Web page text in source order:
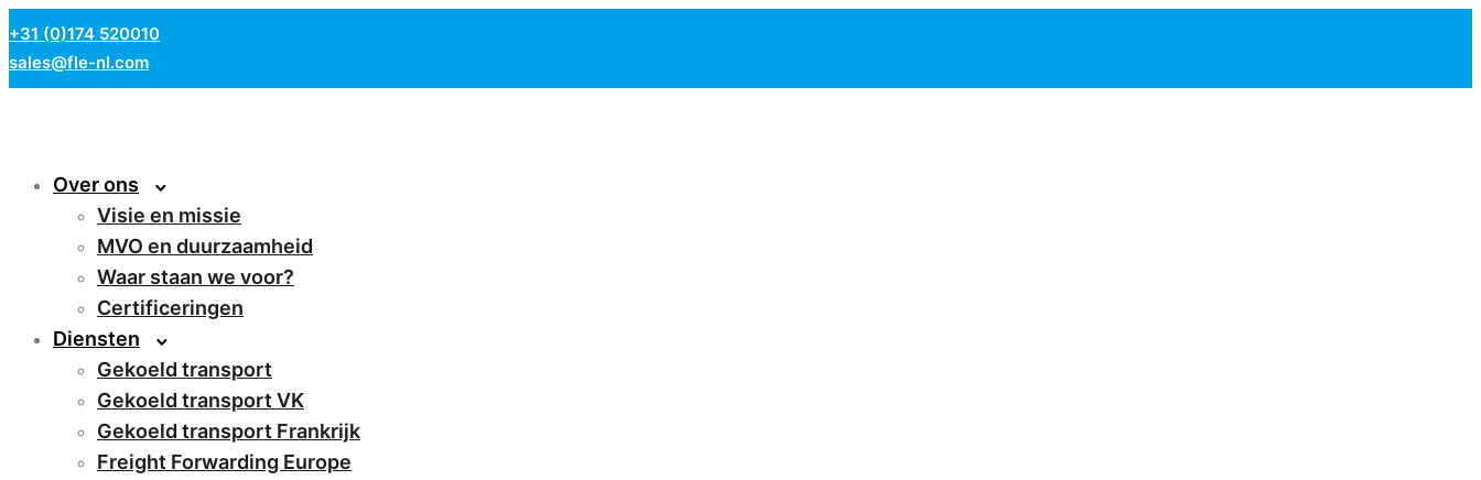
+31 (0)174 520010
sales@fle-nl.com
Over ons
Visie en missie
MVO en duurzaamheid
Waar staan we voor?
Certificeringen
Diensten
Gekoeld transport
Gekoeld transport VK
Gekoeld transport Frankrijk
Freight Forwarding Europe